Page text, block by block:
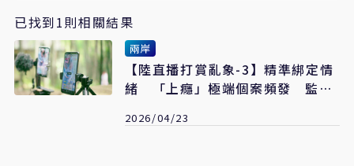
已找到1則相關結果
兩岸
【陸直播打賞亂象-3】精準綁定情
緒 「上癮」極端個案頻發 監管
2026/04/23